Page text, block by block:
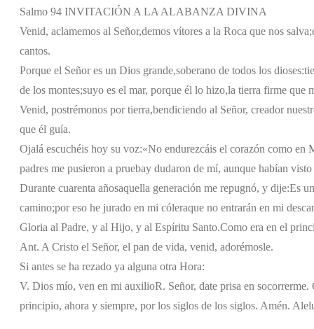
Salmo 94 INVITACIÓN A LA ALABANZA DIVINA
Venid, aclamemos al Señor,demos vítores a la Roca que nos salva;
cantos.
Porque el Señor es un Dios grande,soberano de todos los dioses:
de los montes;suyo es el mar, porque él lo hizo,la tierra firme que
Venid, postrémonos por tierra,bendiciendo al Señor, creador
que él guía.
Ojalá escuchéis hoy su voz:«No endurezcáis el corazón como en
padres me pusieron a pruebay dudaron de mí, aunque habían visto
Durante cuarenta añosaquella generación me repugnó, y dije:Es
camino;por eso he jurado en mi cóleraque no entrarán en mi
Gloria al Padre, y al Hijo, y al Espíritu Santo.Como era en el
Ant. A Cristo el Señor, el pan de vida, venid, adorémosle.
Si antes se ha rezado ya alguna otra Hora:
V. Dios mío, ven en mi auxilioR. Señor, date prisa en
principio, ahora y siempre, por los siglos de los siglos. Amén.